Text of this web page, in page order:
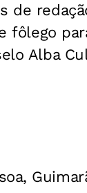
de
fôlego
Alba